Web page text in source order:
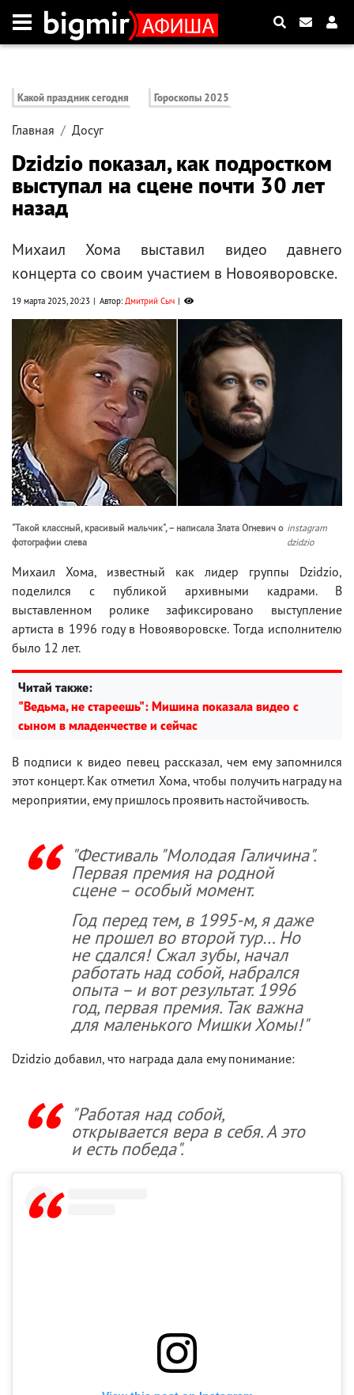
Какой праздник сегодня Гороскопы 2025
Главная Досуг
Dzidzio показал, как подростком
выступал на сцене почти 30 лет
назад
Михаил Хома выставил видео давнего
концерта со своим участием в Новояворовске.
19 марта 2025, 20:23 Автор:Дмитрий Сыч
"Такой классный, красивый мальчик", – написала Злата Огневич о
фотографии слева
instagram
dzidzio
Михаил Хома, известный как лидер группы Dzidzio,
поделился с публикой архивными кадрами. В
выставленном ролике зафиксировано выступление
артиста в 1996 году в Новояворовске. Тогда исполнителю
было 12 лет.
Читай также:
"Ведьма, не стареешь": Мишина показала видео с
сыном в младенчестве и сейчас
В подписи к видео певец рассказал, чем ему запомнился
этот концерт. Как отметил Хома, чтобы получить награду на
мероприятии, ему пришлось проявить настойчивость.
"Фестиваль "Молодая Галичина".
Первая премия на родной
сцене – особый момент.
Год перед тем, в 1995-м, я даже
не прошел во второй тур… Но
не сдался! Сжал зубы, начал
работать над собой, набрался
опыта – и вот результат. 1996
год, первая премия. Так важна
для маленького Мишки Хомы!"
Dzidzio добавил, что награда дала ему понимание:
"Работая над собой,
открывается вера в себя. А это
и есть победа".